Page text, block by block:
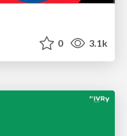
0 3.1k